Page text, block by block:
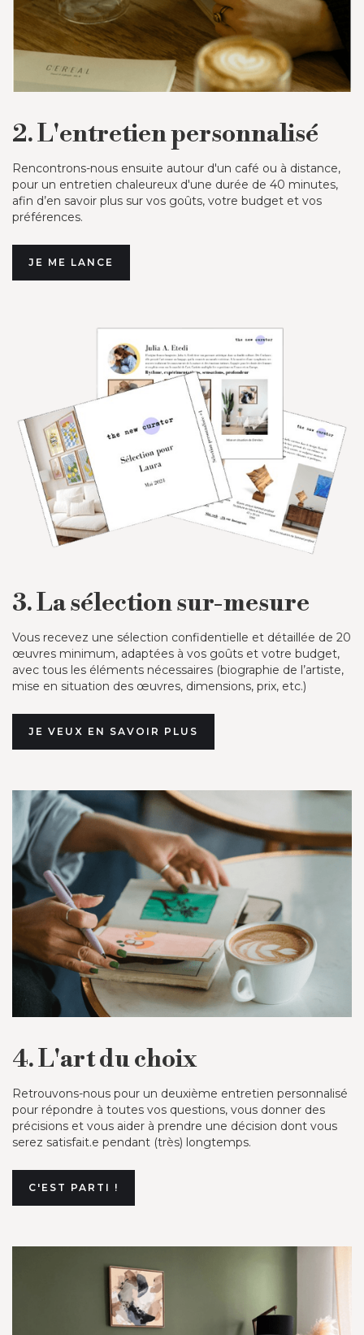
2. L'entretien personnalisé
Rencontrons-nous ensuite autour d'un café ou à distance,
pour un entretien chaleureux d'une durée de 40 minutes,
afin d’en savoir plus sur vos goûts, votre budget et vos
préférences.
JE ME LANCE
3. La sélection sur-mesure
Vous recevez une sélection confidentielle et détaillée de 20
œuvres minimum, adaptées à vos goûts et votre budget,
avec tous les éléments nécessaires (biographie de l’artiste,
mise en situation des œuvres, dimensions, prix, etc.)
JE VEUX EN SAVOIR PLUS
4. L'art du choix
Retrouvons-nous pour un deuxième entretien personnalisé
pour répondre à toutes vos questions, vous donner des
précisions et vous aider à prendre une décision dont vous
serez satisfait.e pendant (très) longtemps.
C'EST PARTI !